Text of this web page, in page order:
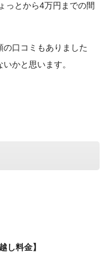
っとから4万円までの間
口コミもありました
かと思います。
し料金】